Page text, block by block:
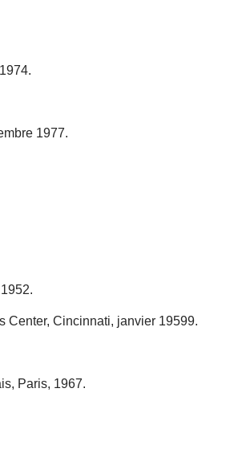
1977.
Cincinnati, janvier 19599.
Paris, 1967.